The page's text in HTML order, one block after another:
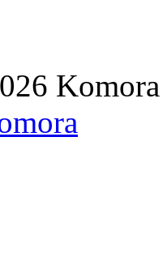
Komora